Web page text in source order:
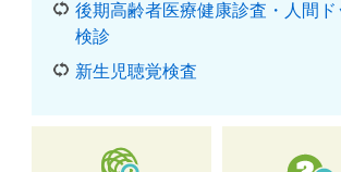
後期高齢者医療健康診査・人間ド
検診
新生児聴覚検査